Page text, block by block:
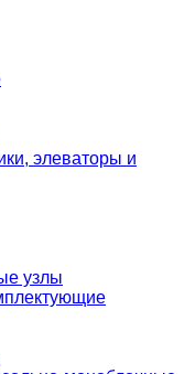
элеваторы и
узлы